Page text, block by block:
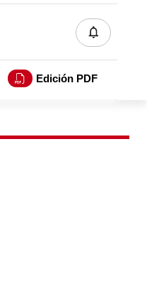
Edición PDF